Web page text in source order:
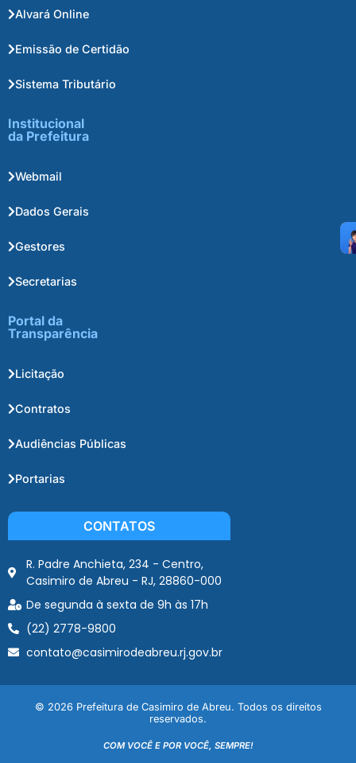
Alvará Online
Emissão de Certidão
Sistema Tributário
Institucional
da Prefeitura
Webmail
Dados Gerais
Gestores
Secretarias
Portal da
Transparência
Licitação
Contratos
Audiências Públicas
Portarias
CONTATOS
R. Padre Anchieta, 234 - Centro,
Casimiro de Abreu - RJ, 28860-000
De segunda à sexta de 9h às 17h
(22) 2778-9800
contato@casimirodeabreu.rj.gov.br
© 2026 Prefeitura de Casimiro de Abreu. Todos os direitos
reservados.
COM VOCÊ E POR VOCÊ, SEMPRE!